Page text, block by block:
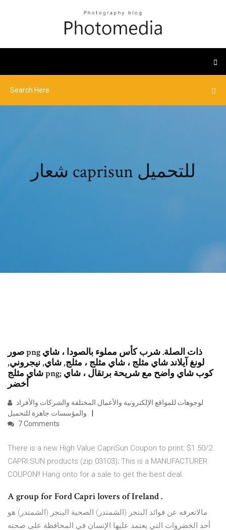
شعار caprisun للتحميل
صور png ذات الصلة. شرب كأس مملوء بالصودا ، شاي
لونغ آيلاند شاي مثلج ، شاي مثلج ، مثلج, شاي, نيجروني,
شاي مثلج png; كوب شاي واضح مع شريحة برتقال ، شاي
والمؤسسات جاهزة للتحميل
7 Comments
There is a new High Value CapriSun Coupon to print: $1.50/2
CAPRI SUN products (zip 03103); This is a MANUFACTURER
COUPON!! Hang onto for a sale to get the best deal.
‏‎A group for Ford Capri lovers of Ireland‎‏. ‏‏
مالاتعرفه عن فوائد البنجر (الشمندر) الصحية البنجر (الشمندر) هو
أحد الخضروات التي يعتمد عليها الإنسان في المحافظة على صحته